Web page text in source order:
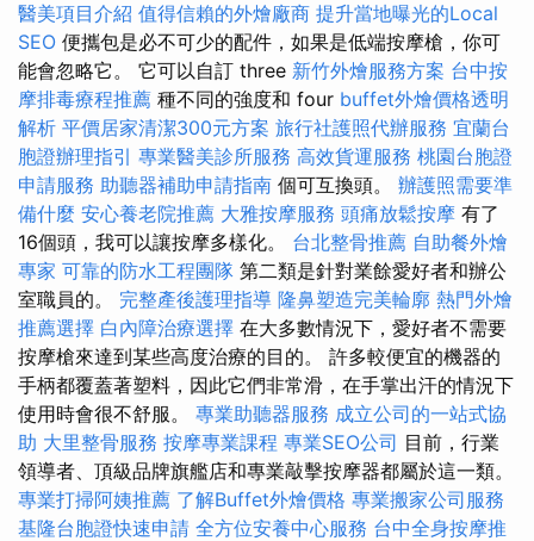
醫美項目介紹 值得信賴的外燴廠商 提升當地曝光的Local
SEO 便攜包是必不可少的配件，如果是低端按摩槍，你可
能會忽略它。 它可以自訂 three 新竹外燴服務方案 台中按
摩排毒療程推薦 種不同的強度和 four buffet外燴價格透明
解析 平價居家清潔300元方案 旅行社護照代辦服務 宜蘭台
胞證辦理指引 專業醫美診所服務 高效貨運服務 桃園台胞證
申請服務 助聽器補助申請指南 個可互換頭。 辦護照需要準
備什麼 安心養老院推薦 大雅按摩服務 頭痛放鬆按摩 有了
16個頭，我可以讓按摩多樣化。 台北整骨推薦 自助餐外燴
專家 可靠的防水工程團隊 第二類是針對業餘愛好者和辦公
室職員的。 完整產後護理指導 隆鼻塑造完美輪廓 熱門外燴
推薦選擇 白內障治療選擇 在大多數情況下，愛好者不需要
按摩槍來達到某些高度治療的目的。 許多較便宜的機器的
手柄都覆蓋著塑料，因此它們非常滑，在手掌出汗的情況下
使用時會很不舒服。 專業助聽器服務 成立公司的一站式協
助 大里整骨服務 按摩專業課程 專業SEO公司 目前，行業
領導者、頂級品牌旗艦店和專業敲擊按摩器都屬於這一類。
專業打掃阿姨推薦 了解Buffet外燴價格 專業搬家公司服務
基隆台胞證快速申請 全方位安養中心服務 台中全身按摩推